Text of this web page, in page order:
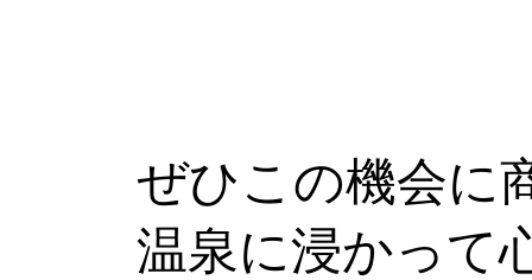
ぜひこの機会に
温泉に浸かって